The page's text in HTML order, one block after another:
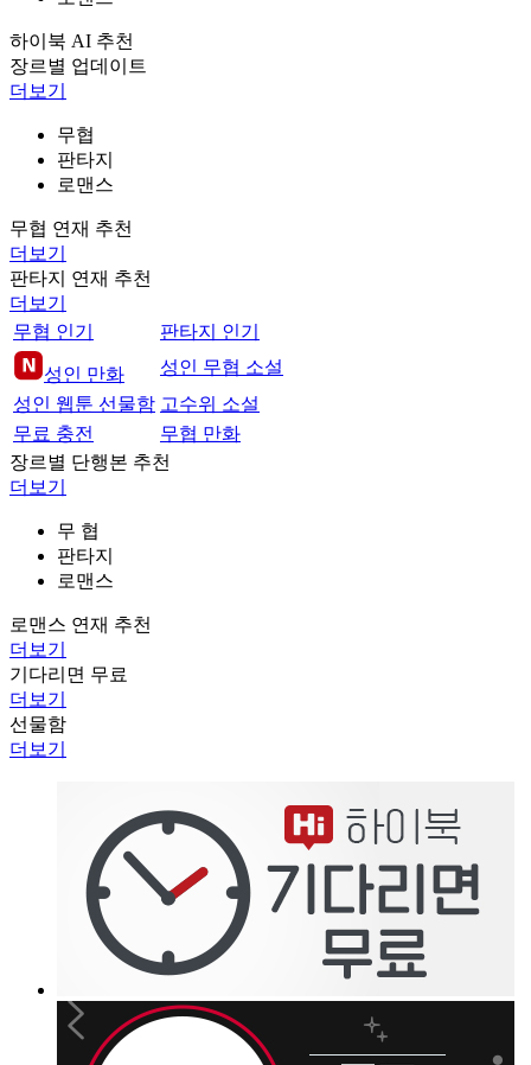
하이북 AI 추천
장르별 업데이트
더보기
무협
판타지
로맨스
무협 연재 추천
더보기
판타지 연재 추천
더보기
무협 인기
판타지 인기
성인 만화
성인 무협 소설
성인 웹툰 선물함 고수위 소설
무료 충전
무협 만화
장르별 단행본 추천
더보기
무 협
판타지
로맨스
로맨스 연재 추천
더보기
기다리면 무료
더보기
선물함
더보기